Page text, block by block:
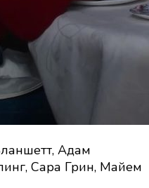
Адам
Сара Грин, Майем